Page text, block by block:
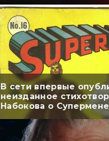
В сети впервые
неизданное
Набокова о
перевели